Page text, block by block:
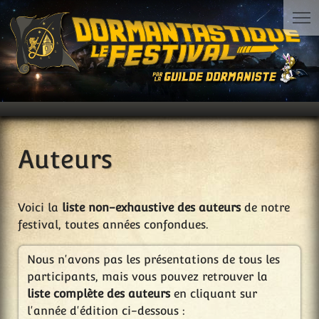
Auteurs
Voici la liste non-exhaustive des auteursde notre
festival, toutes années confondues.
Nous n'avons pas les présentations de tous les
participants, mais vous pouvez retrouver la
liste complète des auteursen cliquant sur
l'année d'édition ci-dessous :